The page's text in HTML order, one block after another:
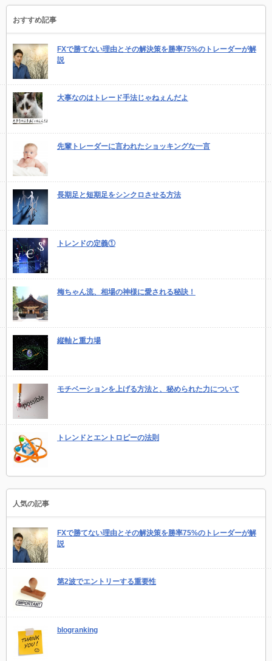
おすすめ記事
FXで勝てない理由とその解決策を勝率75%のトレーダーが解
説
大事なのはトレード手法じゃねぇんだよ
先輩トレーダーに言われたショッキングな一言
長期足と短期足をシンクロさせる方法
トレンドの定義①
梅ちゃん流、相場の神様に愛される秘訣！
縦軸と重力場
モチベーションを上げる方法と、秘められた力について
トレンドとエントロピーの法則
人気の記事
FXで勝てない理由とその解決策を勝率75%のトレーダーが解
説
第2波でエントリーする重要性
blogranking